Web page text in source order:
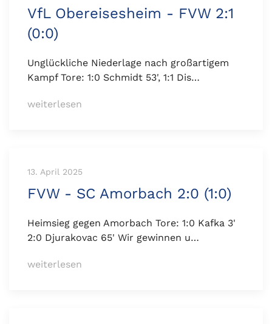
VfL Obereisesheim - FVW 2:1
(0:0)
Unglückliche Niederlage nach großartigem
Kampf Tore: 1:0 Schmidt 53', 1:1 Dis…
weiterlesen
13. April 2025
FVW - SC Amorbach 2:0 (1:0)
Heimsieg gegen Amorbach Tore: 1:0 Kafka 3'
2:0 Djurakovac 65' Wir gewinnen u…
weiterlesen